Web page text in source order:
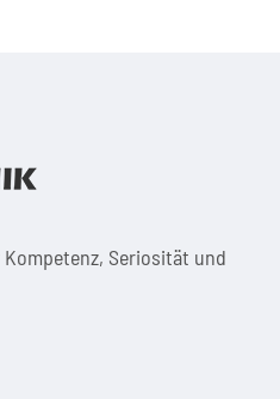
Seri­osi­tät und